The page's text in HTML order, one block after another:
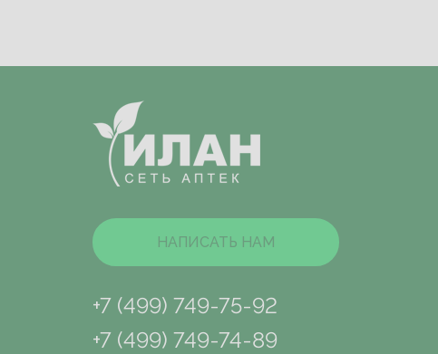
НАПИСАТЬ НАМ
+7 (499) 749-75-92
+7 (499) 749-74-89